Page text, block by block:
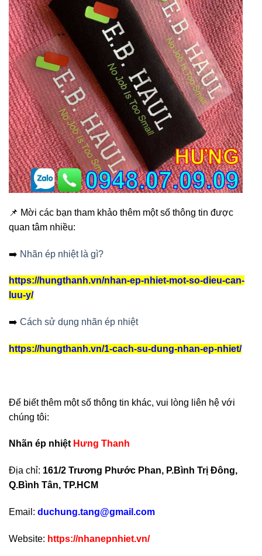
📌 Mời các bạn tham khảo thêm một số thông tin được
quan tâm nhiều:
➡️ Nhãn ép nhiệt là gì?
https://hungthanh.vn/nhan-ep-nhiet-mot-so-dieu-can-
luu-y/
➡️ Cách sử dụng nhãn ép nhiệt
https://hungthanh.vn/1-cach-su-dung-nhan-ep-nhiet/
Để biết thêm một số thông tin khác, vui lòng liên hệ với
chúng tôi:
Nhãn ép nhiệt Hưng Thanh
Địa chỉ: 161/2 Trương Phước Phan, P.Bình Trị Đông,
Q.Bình Tân, TP.HCM
Email: duchung.tang@gmail.com
Website: https://nhanepnhiet.vn/